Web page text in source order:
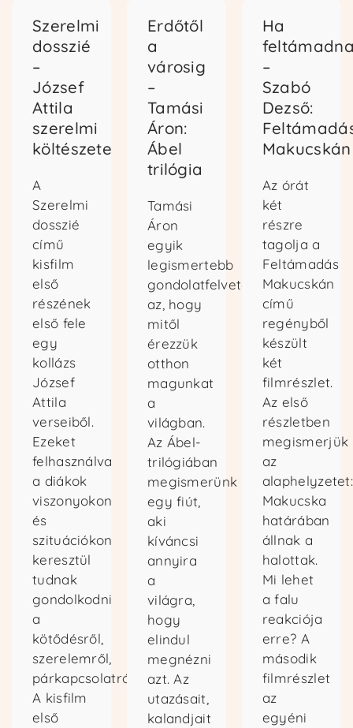
Szerelmi
dosszié
–
József
Attila
szerelmi
költészete
A
Szerelmi
dosszié
című
kisfilm
első
részének
első fele
egy
kollázs
József
Attila
verseiből.
Ezeket
felhasználva
a diákok
viszonyokon
és
szituációkon
keresztül
tudnak
gondolkodni
a
kötődésről,
szerelemről,
párkapcsolatról.
A kisfilm
első
Erdőtől
a
városig
–
Tamási
Áron:
Ábel
trilógia
Tamási
Áron
egyik
legismertebb
gondolatfelvetése
az, hogy
mitől
érezzük
otthon
magunkat
a
világban.
Az Ábel-
trilógiában
megismerünk
egy fiút,
aki
kíváncsi
annyira
a
világra,
hogy
elindul
megnézni
azt. Az
utazásait,
kalandjait
Ha
–
Szabó
Dezső:
Makucskán
Az órát
két
részre
tagolja a
Feltámadás
Makucskán
című
regényből
készült
két
filmrészlet.
Az első
részletben
megismerjük
az
alaphelyzetet:
Makucska
határában
állnak a
halottak.
Mi lehet
a falu
reakciója
erre? A
második
filmrészlet
az
egyéni